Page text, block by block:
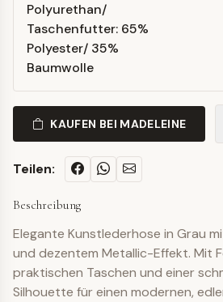
Polyurethan/
Taschenfutter: 65%
Polyester/ 35%
Baumwolle
KAUFEN BEI MADELEINE
Teilen:
Beschreibung
Elegante Kunstlederhose in Grau
und dezentem Metallic-Effekt. Mit
praktischen Taschen und einer
Silhouette für einen modernen,